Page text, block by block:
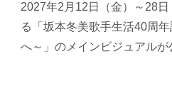
2027年2月12日（金）～28
る「坂本冬美歌手生活40周
へ～」のメインビジュアル